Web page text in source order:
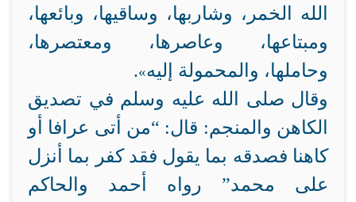
الله الخمر، وشاربها، وساقيها، وبائعها،
ومبتاعها، وعاصرها، ومعتصرها،
وحاملها، والمحمولة إليه»
.
وقال صلى الله عليه وسلم في تصديق
الكاهن والمنجم: قال: “من أتى عرافا أو
كاهنا فصدقه بما يقول فقد كفر بما أنزل
على محمد” رواه أحمد والحاكم